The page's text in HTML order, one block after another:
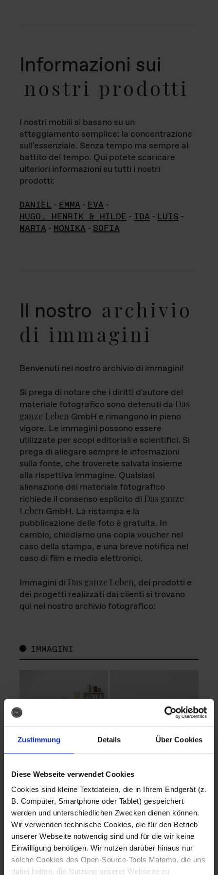
Zustimmung Details Über Cookies
Diese Webseite verwendet Cookies
Cookies sind kleine Textdateien, die in Ihrem Endgerät (z.
B. Computer, Smartphone oder Tablet) gespeichert
werden und unterschiedlichen Zwecken dienen können.
Wir verwenden technische Cookies, die für den Betrieb
unserer Webseite notwendig sind und für die wir keine
Einwilligung benötigen. Wir nutzen darüber hinaus nur
solche Cookies des Open-Source-Tools Matomo, die uns
dabei helfen, die Nutzung unserer Webseite zu
Informazioni sui
nostri prodotti
I nostri mobili si basano su un
atteggiamento semplice: la concentrazione
sull'essenziale. Senza tempo ma sempre al
battito del tempo. Qui potete scaricare
ulteriori informazioni su tutti i nostri
prodotti:
DANIEL - EMMA - EVA -
HUGO, HENRIK & HILDE - IDA - LUIS -
MARTA - MONIKA - SOFIA
Il nostro archivio
di immagini
Benvenuti nel nostro archivio di immagini!
Si prega di notare che i diritti d'autore del
materiale fotografico sono detenuti da Das
ganze Leben GmbH e rimangono in pieno
vigore. Le immagini possono essere
utilizzate per scopi editoriali e scientifici. Si
prega di allegare sempre le informazioni
sulla fonte, che troverete salvata insieme
alla rispettiva immagine. Qualsiasi
alienazione del materiale fotografico
richiede il consenso esplicito di Das ganze
Leben GmbH. La ristampa e la
pubblicazione delle foto è gratuita. In
cambio, chiediamo una copia voucher nel
caso della stampa, e una breve notifica nel
caso di film e media elettronici.
Immagini di Das ganze Leben, dei prodotti e
dei progetti realizzati dai clienti si trovano
qui nel nostro archivio fotografico:
IMMAGINI
Fotografo: Lorenz
Sternbach
Download
Fotografo: Lorenz
Sternbach
Download